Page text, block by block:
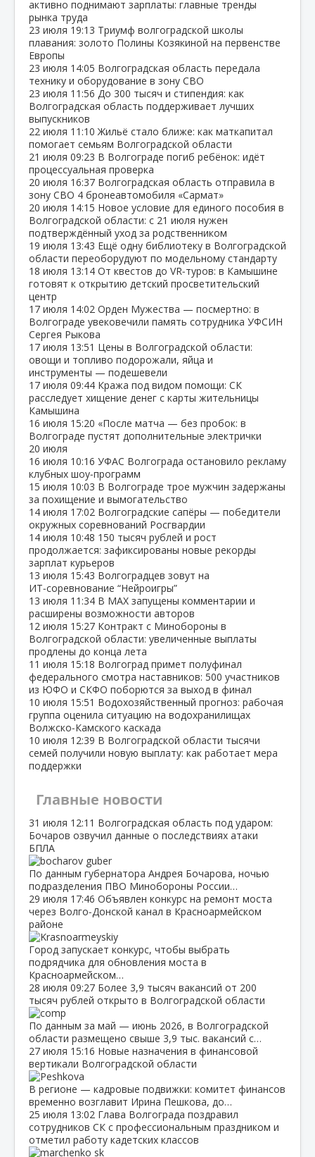
активно поднимают зарплаты: главные тренды
рынка труда
23 июля 19:13 Триумф волгоградской школы
плавания: золото Полины Козякиной на первенстве
Европы
23 июля 14:05 Волгоградская область передала
технику и оборудование в зону СВО
23 июля 11:56 До 300 тысяч и стипендия: как
Волгоградская область поддерживает лучших
выпускников
22 июля 11:10 Жильё стало ближе: как маткапитал
помогает семьям Волгоградской области
21 июля 09:23 В Волгограде погиб ребёнок: идёт
процессуальная проверка
20 июля 16:37 Волгоградская область отправила в
зону СВО 4 бронеавтомобиля «Сармат»
20 июля 14:15 Новое условие для единого пособия в
Волгоградской области: с 21 июля нужен
подтверждённый уход за родственником
19 июля 13:43 Ещё одну библиотеку в Волгоградской
области переоборудуют по модельному стандарту
18 июля 13:14 От квестов до VR‑туров: в Камышине
готовят к открытию детский просветительский
центр
17 июля 14:02 Орден Мужества — посмертно: в
Волгограде увековечили память сотрудника УФСИН
Сергея Рыкова
17 июля 13:51 Цены в Волгоградской области:
овощи и топливо подорожали, яйца и
инструменты — подешевели
17 июля 09:44 Кража под видом помощи: СК
расследует хищение денег с карты жительницы
Камышина
16 июля 15:20 «После матча — без пробок: в
Волгограде пустят дополнительные электрички
20 июля
16 июля 10:16 УФАС Волгограда остановило рекламу
клубных шоу‑программ
15 июля 10:03 В Волгограде трое мужчин задержаны
за похищение и вымогательство
14 июля 17:02 Волгоградские сапёры — победители
окружных соревнований Росгвардии
14 июля 10:48 150 тысяч рублей и рост
продолжается: зафиксированы новые рекорды
зарплат курьеров
13 июля 15:43 Волгоградцев зовут на
ИТ‑соревнование “Нейроигры”
13 июля 11:34 В МАХ запущены комментарии и
расширены возможности авторов
12 июля 15:27 Контракт с Минобороны в
Волгоградской области: увеличенные выплаты
продлены до конца лета
11 июля 15:18 Волгоград примет полуфинал
федерального смотра наставников: 500 участников
из ЮФО и СКФО поборются за выход в финал
10 июля 15:51 Водохозяйственный прогноз: рабочая
группа оценила ситуацию на водохранилищах
Волжско‑Камского каскада
10 июля 12:39 В Волгоградской области тысячи
семей получили новую выплату: как работает мера
поддержки
Главные новости
31 июля 12:11 Волгоградская область под ударом:
Бочаров озвучил данные о последствиях атаки
БПЛА
По данным губернатора Андрея Бочарова, ночью
подразделения ПВО Минобороны России…
29 июля 17:46 Объявлен конкурс на ремонт моста
через Волго‑Донской канал в Красноармейском
районе
Город запускает конкурс, чтобы выбрать
подрядчика для обновления моста в
Красноармейском…
28 июля 09:27 Более 3,9 тысяч вакансий от 200
тысяч рублей открыто в Волгоградской области
По данным за май — июнь 2026, в Волгоградской
области размещено свыше 3,9 тыс. вакансий с…
27 июля 15:16 Новые назначения в финансовой
вертикали Волгоградской области
В регионе — кадровые подвижки: комитет финансов
временно возглавит Ирина Пешкова, до…
25 июля 13:02 Глава Волгограда поздравил
сотрудников СК с профессиональным праздником и
отметил работу кадетских классов